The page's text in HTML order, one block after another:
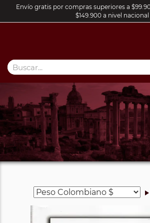
Envío gratis por compras superiores a
$149.900 a nivel nacional